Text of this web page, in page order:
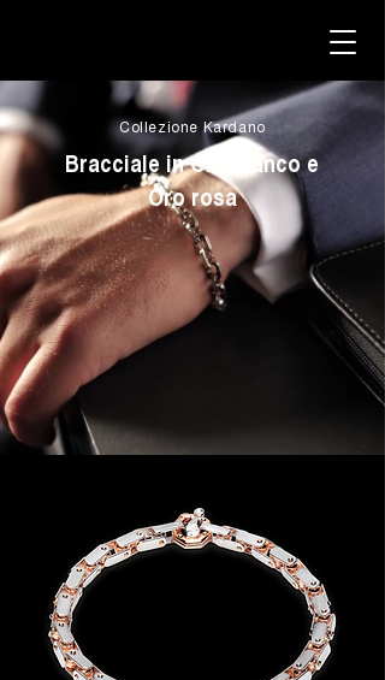
Collezione Kardano
Bracciale in Oro bianco e
Oro rosa